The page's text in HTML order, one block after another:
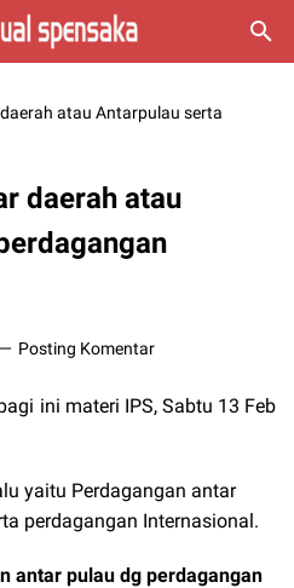
atau Antarpulau serta
daerah atau
Posting Komentar
ini materi IPS, Sabtu 13 Feb
yaitu Perdagangan antar
perdagangan Internasional.
antar pulau dg perdagangan